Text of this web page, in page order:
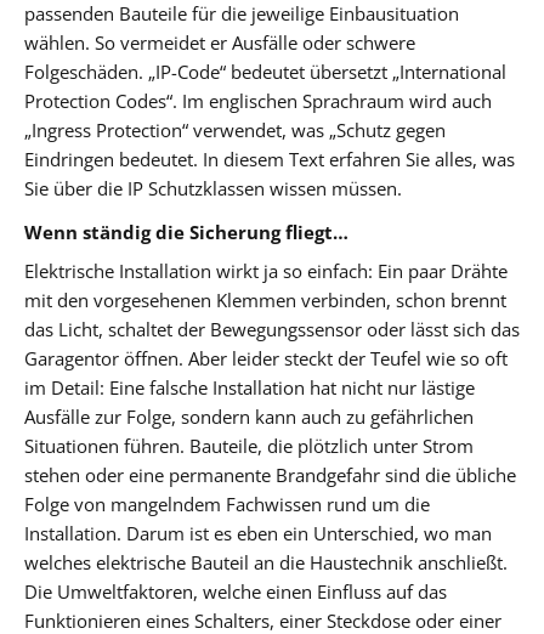
passenden Bauteile für die jeweilige Einbausituation
wählen. So vermeidet er Ausfälle oder schwere
Folgeschäden. „IP-Code“ bedeutet übersetzt „International
Protection Codes“. Im englischen Sprachraum wird auch
„Ingress Protection“ verwendet, was „Schutz gegen
Eindringen bedeutet. In diesem Text erfahren Sie alles, was
Sie über die IP Schutzklassen wissen müssen.
Wenn ständig die Sicherung fliegt…
Elektrische Installation wirkt ja so einfach: Ein paar Drähte
mit den vorgesehenen Klemmen verbinden, schon brennt
das Licht, schaltet der Bewegungssensor oder lässt sich das
Garagentor öffnen. Aber leider steckt der Teufel wie so oft
im Detail: Eine falsche Installation hat nicht nur lästige
Ausfälle zur Folge, sondern kann auch zu gefährlichen
Situationen führen. Bauteile, die plötzlich unter Strom
stehen oder eine permanente Brandgefahr sind die übliche
Folge von mangelndem Fachwissen rund um die
Installation. Darum ist es eben ein Unterschied, wo man
welches elektrische Bauteil an die Haustechnik anschließt.
Die Umweltfaktoren, welche einen Einfluss auf das
Funktionieren eines Schalters, einer Steckdose oder einer